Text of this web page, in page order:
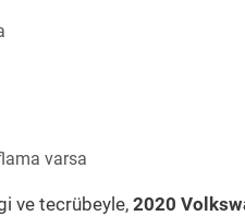
varsa
ve tecrübeyle, 2020